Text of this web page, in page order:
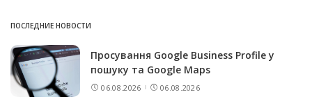
ПОСЛЕДНИЕ НОВОСТИ
Просування Google Business Profile у
пошуку та Google Maps
06.08.2026 06.08.2026